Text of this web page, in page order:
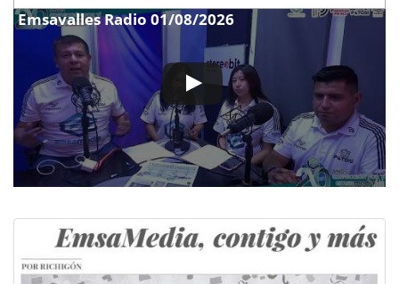
Emsavalles Radio 01/08/2026